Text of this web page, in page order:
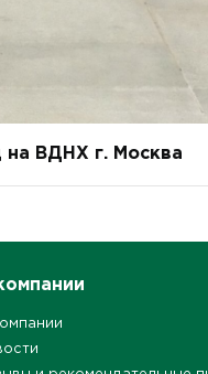
на ВДНХ г. Москва